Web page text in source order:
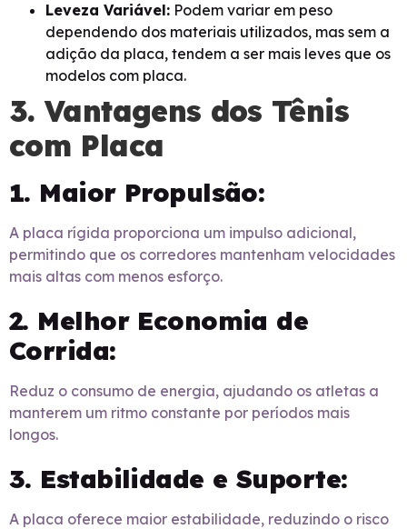
Leveza Variável: Podem variar em peso
dependendo dos materiais utilizados, mas sem a
adição da placa, tendem a ser mais leves que os
modelos com placa.
3. Vantagens dos Tênis
com Placa
1. Maior Propulsão:
A placa rígida proporciona um impulso adicional,
permitindo que os corredores mantenham velocidades
mais altas com menos esforço.
2. Melhor Economia de
Corrida:
Reduz o consumo de energia, ajudando os atletas a
manterem um ritmo constante por períodos mais
longos.
3. Estabilidade e Suporte:
A placa oferece maior estabilidade, reduzindo o risco